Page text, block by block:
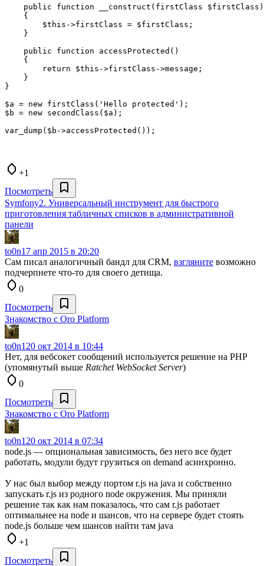
    public function __construct(firstClass $firstClass)
    {
        $this->firstClass = $firstClass;
    }
    public function accessProtected()
    {
        return $this->firstClass->message;
    }
}
$a = new firstClass('Hello protected');
$b = new secondClass($a);
var_dump($b->accessProtected());
+1
Посмотреть
Symfony2. Универсальный инструмент для быстрого
приготовления табличных списков в административной
панели
to0n1 7 апр 2015 в 20:20
Сам писал аналогичный бандл для CRM, взгляните возможно
подчерпнете что-то для своего детища.
0
Посмотреть
Знакомство с Oro Platform
to0n1 20 окт 2014 в 10:44
Нет, для вебсокет сообщений используется решение на PHP
(упомянутый выше Ratchet WebSocket Server)
0
Посмотреть
Знакомство с Oro Platform
to0n1 20 окт 2014 в 07:34
node.js — опциональная зависимость, без него все будет
работать, модули будут грузиться on demand асинхронно.
У нас был выбор между портом r.js на java и собственно
запускать r.js из родного node окружения. Мы приняли
решение так как нам показалось, что сам r.js работает
оптимальнее на node и шансов, что на сервере будет стоять
node.js больше чем шансов найти там java
+1
Посмотреть